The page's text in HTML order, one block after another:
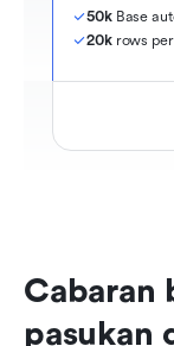
50k Base
20k rows
Cabaran
pasukan